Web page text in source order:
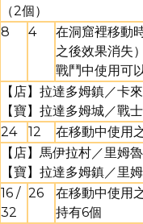
（2個）
8 4
在洞窟裡移動
之後效果消失）
戰鬥中使用可
【店】拉達多姆鎮／卡
【寶】拉達多姆城／戰
24 12
在移動中使用
【店】馬伊拉村／里姆
【寶】拉達多姆鎮／里
16 /
32
26
在移動中使用
持有6個